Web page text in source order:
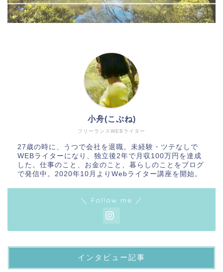
フリーランスWEBライター
小舟(こぶね)
27歳の時に、うつで会社を退職。未経験・ツテなしで
WEBライターになり、独立後2年で月収100万円を達成
した。仕事のこと、お金のこと、暮らしのことをブログ
で発信中。2020年10月よりWebライター講座を開始。
＼ Follow me ／
インタビュー記事